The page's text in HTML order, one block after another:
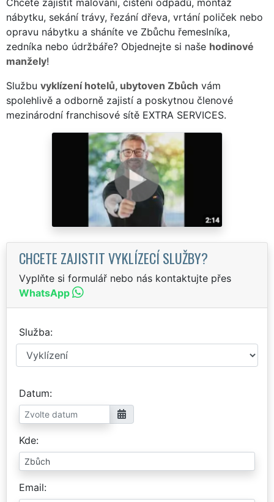
nábytku, sekání trávy, řezání dřeva, vrtání poliček nebo
opravu nábytku a sháníte ve Zbůchu řemeslníka,
zedníka nebo údržbáře? Objednejte si naše hodinové
manžely!
Službu vyklízení hotelů, ubytoven Zbůch vám
spolehlivě a odborně zajistí a poskytnou členové
mezinárodní franchisové sítě EXTRA SERVICES.
CHCETE ZAJISTIT VYKLÍZECÍ SLUŽBY?
Vyplňte si formulář nebo nás kontaktujte přes
WhatsApp
Služba
Datum
Kde
Email